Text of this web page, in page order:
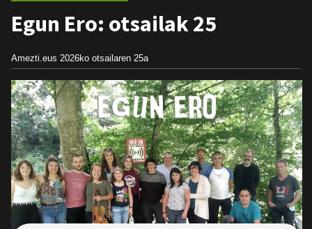
Egun Ero: otsailak 25
Amezti.eus 2026ko otsailaren 25a